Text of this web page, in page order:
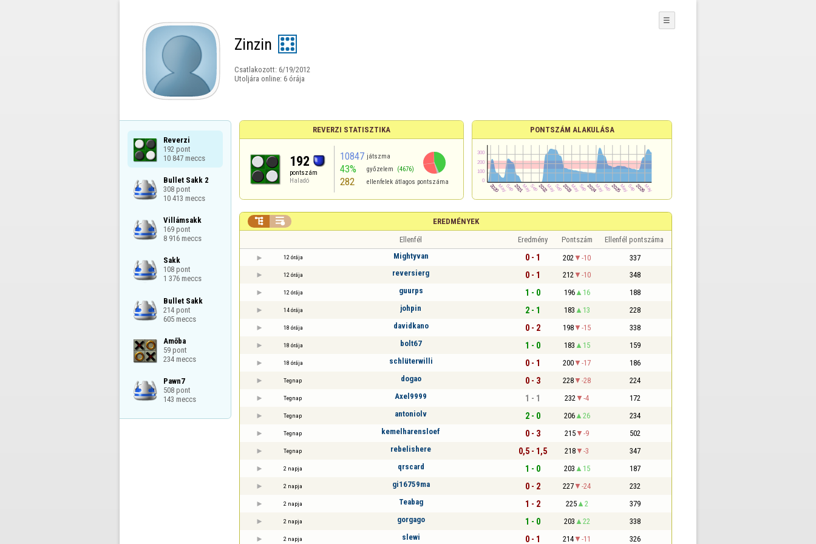
Zinzin
Csatlakozott: 6/19/2012
Utoljára online: 6 órája
☰
Reverzi
192 pont
10 847 meccs
Bullet Sakk 2
308 pont
10 413 meccs
Villámsakk
169 pont
8 916 meccs
Sakk
108 pont
1 376 meccs
Bullet Sakk
214 pont
605 meccs
Amőba
59 pont
234 meccs
Pawn7
508 pont
143 meccs
REVERZI STATISZTIKA
192
pontszám
Haladó
10847 játszma
43% győzelem (4676)
282 ellenfelek átlagos pontszáma
PONTSZÁM ALAKULÁSA
EREDMÉNYEK
 
Ellenfél Eredmény Pontszám Ellenfél pontszáma
12 órája Mightyvan 0 - 1 202 -10 337
12 órája reversierg 0 - 1 212 -10 348
12 órája guurps 1 - 0 196 16 188
14 órája johpin 2 - 1 183 13 228
18 órája davidkano 0 - 2 198 -15 338
18 órája bolt67 1 - 0 183 15 159
18 órája schlüterwilli 0 - 1 200 -17 186
Tegnap dogao 0 - 3 228 -28 224
Tegnap Axel9999 1 - 1 232 -4 172
Tegnap antoniolv 2 - 0 206 26 234
Tegnap kemelharensloef 0 - 3 215 -9 502
Tegnap rebelishere 0,5 - 1,5 218 -3 347
2 napja qrscard 1 - 0 203 15 187
2 napja gi16759ma 0 - 2 227 -24 232
2 napja Teabag 1 - 2 225 2 379
2 napja gorgago 1 - 0 203 22 338
2 napja slewi 0 - 1 214 -11 326